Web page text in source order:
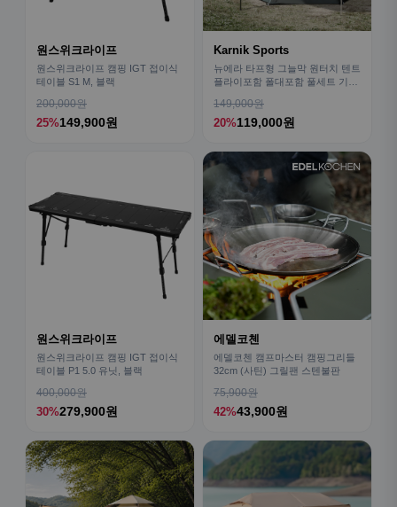
원스위크라이프
원스위크라이프 캠핑 IGT 접이식
테이블 S1 M, 블랙
200,000원
25%149,900원
Karnik Sports
뉴에라 타프형 그늘막 원터치 텐트
플라이포함 폴대포함 풀세트 기본
149,000원
20%119,000원
원스위크라이프
원스위크라이프 캠핑 IGT 접이식
테이블 P1 5.0 유닛, 블랙
400,000원
30%279,900원
에델코첸
에델코첸 캠프마스터 캠핑그리들
32cm (사틴) 그릴팬 스텐불판
75,900원
42%43,900원